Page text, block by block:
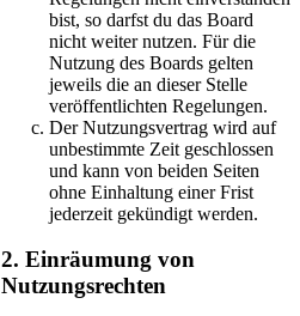
bist, so darfst du das Board
nicht weiter nutzen. Für die
Nutzung des Boards gelten
jeweils die an dieser Stelle
veröffentlichten Regelungen.
Der Nutzungsvertrag wird auf
unbestimmte Zeit geschlossen
und kann von beiden Seiten
ohne Einhaltung einer Frist
jederzeit gekündigt werden.
2. Einräumung von
Nutzungsrechten